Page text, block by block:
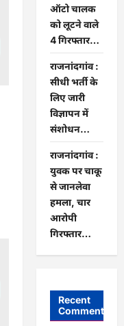
ऑटो चालक
को लूटने वाले
4 गिरफ्तार…
राजनांदगांव :
सीधी भर्ती के
लिए जारी
विज्ञापन में
संशोधन…
राजनांदगांव :
युवक पर चाकू
से जानलेवा
हमला, चार
आरोपी
गिरफ्तार…
Recent
Comments